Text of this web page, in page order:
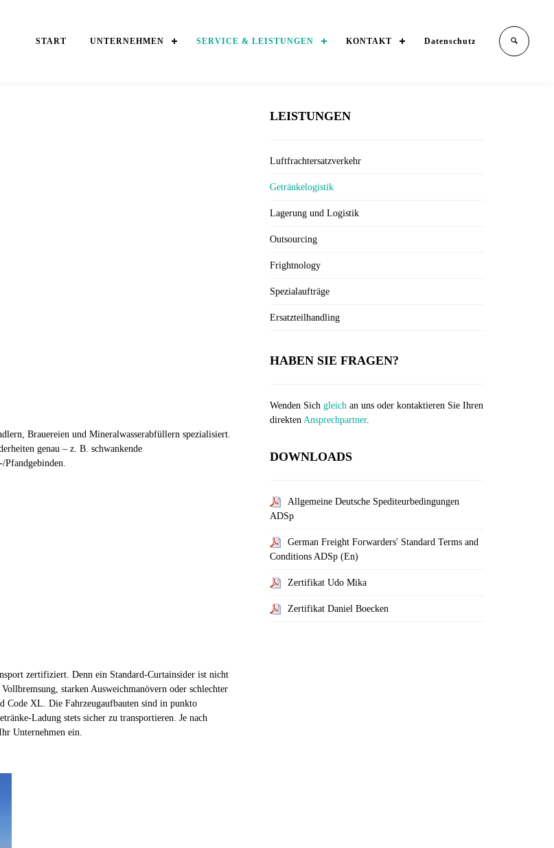
START UNTERNEHMEN SERVICE & LEISTUNGEN KONTAKT Datenschutz
Brauereien und Mineralwasserabfüllern spezialisiert.
genau – z. B. schwankende
Pfandgebinden.
zertifiziert. Denn ein Standard-Curtainsider ist nicht
starken Ausweichmanövern oder schlechter
Code XL. Die Fahrzeugaufbauten sind in punkto
Ladung stets sicher zu transportieren. Je nach
Unternehmen ein.
LEISTUNGEN
Luftfrachtersatzverkehr
Getränkelogistik
Lagerung und Logistik
Outsourcing
Frightnology
Spezialaufträge
Ersatzteilhandling
HABEN SIE FRAGEN?
Wenden Sich gleich an uns oder kontaktieren Sie Ihren
direkten Ansprechpartner.
DOWNLOADS
Allgemeine Deutsche Spediteurbedingungen
ADSp
German Freight Forwarders' Standard Terms and
Conditions ADSp (En)
Zertifikat Udo Mika
Zertifikat Daniel Boecken